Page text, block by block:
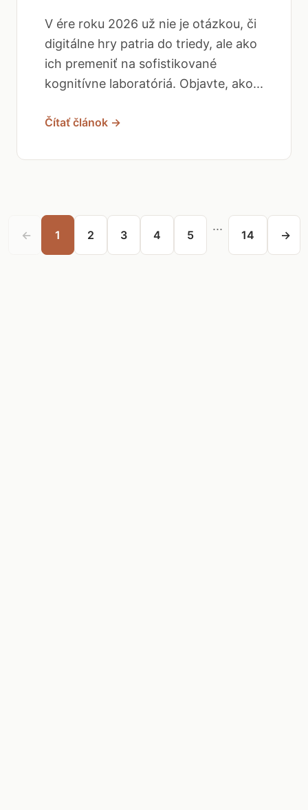
V ére roku 2026 už nie je otázkou, či
digitálne hry patria do triedy, ale ako
ich premeniť na sofistikované
kognitívne laboratóriá. Objavte, ako...
Čítať článok →
← 1 2 3 4 5
...
14 →